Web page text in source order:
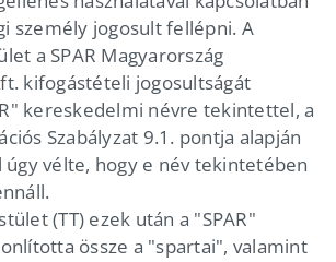
személy jogosult fellépni. A
a SPAR Magyarország
kifogástételi jogosultságát
kereskedelmi névre tekintettel, a
Szabályzat 9.1. pontja alapján
úgy vélte, hogy e név tekintetében
(TT) ezek után a "SPAR"
össze a "spartai", valamint